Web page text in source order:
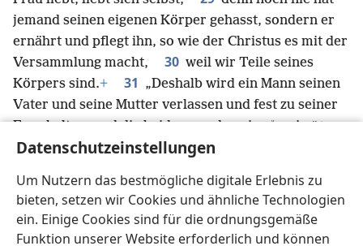
Datenschutzeinstellungen
Um Nutzern das bestmögliche digitale Erlebnis zu
bieten, setzen wir Cookies und ähnliche Technologien
ein. Einige Cookies sind für die ordnungsgemäße
Funktion unserer Website erforderlich und können
jemand seinen eigenen Körper gehasst, sondern er
ernährt und pflegt ihn, so wie der Christus es mit der
Versammlung macht,
30 weil wir Teile seines
Körpers sind.+ 31 „Deshalb wird ein Mann seinen
Vater und seine Mutter verlassen und fest zu seiner
Frau halten, und die beiden werden eins * sein.“+
32 Dieses heilige Geheimnis+ist groß. Ich rede jetzt
jeden Fall soll jeder von euch seine Frau lieben+wie
sich selbst. Andererseits soll die Frau großen
Respekt vor ihrem Mann haben. +